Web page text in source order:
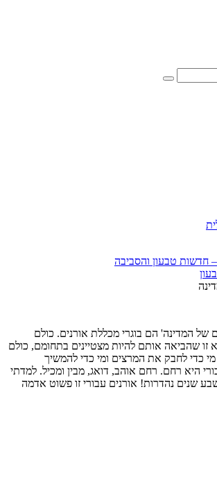
– חדשות טבעון והסביבה
50 'המורים של המדינה' הם בוגרי מכללת אורנים. כולם
זו שהביאה אותם להיות מצטיינים בתחומם, כולם
מי כדי לחבק את המרצים ומי כדי להמשיך
היא רחם. רחם אוהב, דואג, מבין ומכיל. למדתי
שנים נהדרות! אורנים עבורי זו פשוט אדמה